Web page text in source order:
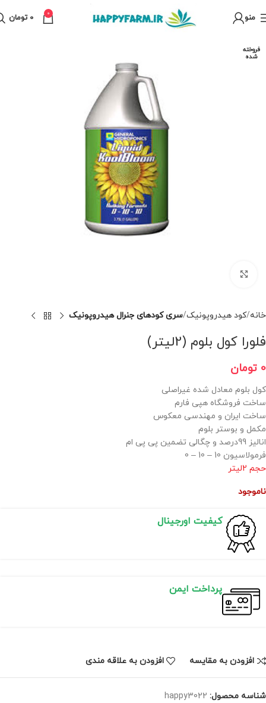
منو 0
0 تومان
فروخته
شده
خانه کود هیدروپونیک سری کودهای جنرال هیدروپونیک
فلورا کول بلوم (2لیتر)
0 تومان
کول بلوم معادل شده غیراصلی
ساخت فروشگاه هپی فارم
ساخت ایران و مهندسی معکوس
مکمل و بوستر بلوم
انالیز 99درصد و چگالی تضمین پی پی ام
فرمولاسیون 10 – 10 – 0
حجم 2لیتر
ناموجود
کیفیت اورجینال
پرداخت ایمن
افزودن به مقایسه افزودن به علاقه مندی
شناسه محصول: happy3022